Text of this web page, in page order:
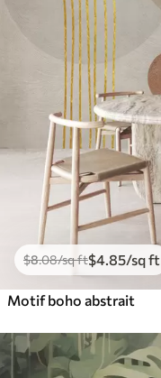
$8.08/sq ft$4 .85/sq ft
Motif boho abstrait